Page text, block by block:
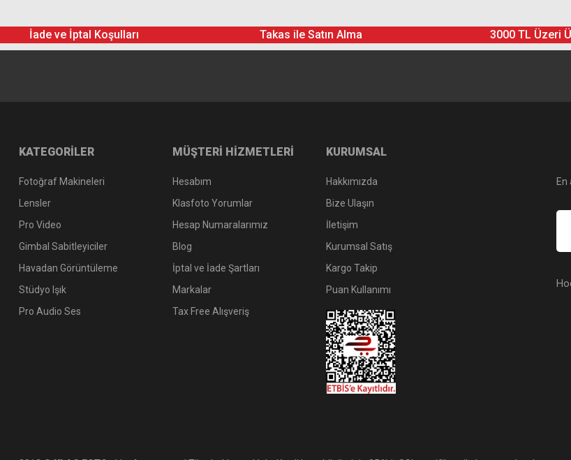
İade ve İptal Koşulları Takas ile Satın Alma 3000 TL Üzeri
KATEGORİLER
Fotoğraf Makineleri
Lensler
Pro Video
Gimbal Sabitleyiciler
Havadan Görüntüleme
Stüdyo Işık
Pro Audio Ses
MÜŞTERİ HİZMETLERİ
Hesabım
Klasfoto Yorumlar
Hesap Numaralarımız
Blog
İptal ve İade Şartları
Markalar
Tax Free Alışveriş
KURUMSAL
Hakkımızda
Bize Ulaşın
İletişim
Kurumsal Satış
Kargo Takip
Puan Kullanımı